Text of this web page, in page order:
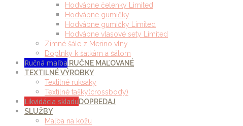
Hodvábne čelenky Limited
Hodvábne gumičky
Hodvábne gumičky Limited
Hodvábne vlasové sety Limited
Zimné šále z Merino vlny
Doplnky k šatkám a šálom
Ručná maľba RUČNE MAĽOVANÉ
TEXTILNÉ VÝROBKY
Textilné ruksaky
Textilné tašky(crossbody)
Likvidácia skladuDOPREDAJ
SLUŽBY
Maľba na kožu